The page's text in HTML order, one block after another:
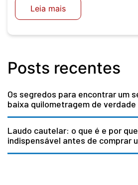
Leia mais
Posts recentes
Os segredos para encontrar um
baixa quilometragem de verdade
Laudo cautelar: o que é e por
indispensável antes de comprar